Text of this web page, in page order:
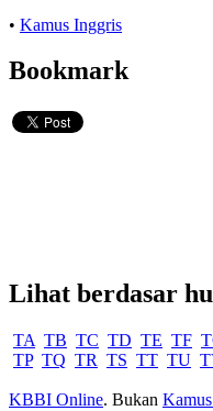
• Kamus Inggris
Bookmark
Lihat berdasar
TA TB TC TD TE TF
TP TQ TR TS TT TU
KBBI Online. Bukan